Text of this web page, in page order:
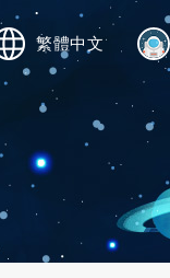
繁體中文